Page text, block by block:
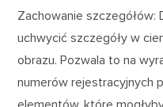
Zachowanie szczegółów:
uchwycić szczegóły w
obrazu. Pozwala to na
numerów rejestracyjnych